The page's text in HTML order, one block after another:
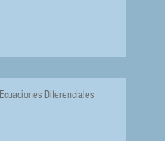
Ecuaciones Diferenciales